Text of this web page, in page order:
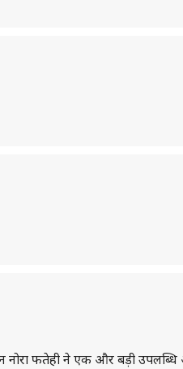
नोरा फतेही ने एक और बड़ी